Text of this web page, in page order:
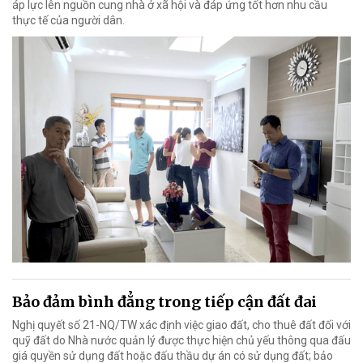
áp lực lên nguồn cung nhà ở xã hội và đáp ứng tốt hơn nhu cầu
thực tế của người dân.
Bảo đảm bình đẳng trong tiếp cận đất đai
Nghị quyết số 21-NQ/TW xác định việc giao đất, cho thuê đất đối với
quỹ đất do Nhà nước quản lý được thực hiện chủ yếu thông qua đấu
giá quyền sử dụng đất hoặc đấu thầu dự án có sử dụng đất; bảo